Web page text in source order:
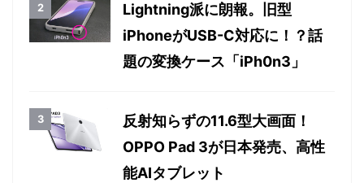
Lightning派に朗報。旧型
iPhoneがUSB-C対応に！？話
題の変換ケース「iPh0n3」
反射知らずの11.6型大画面！
OPPO Pad 3が日本発売、高性
能AIタブレット